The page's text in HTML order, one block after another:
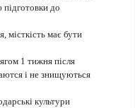
підготовки до
місткість має бути
1 тижня після
і не знищуються
культури